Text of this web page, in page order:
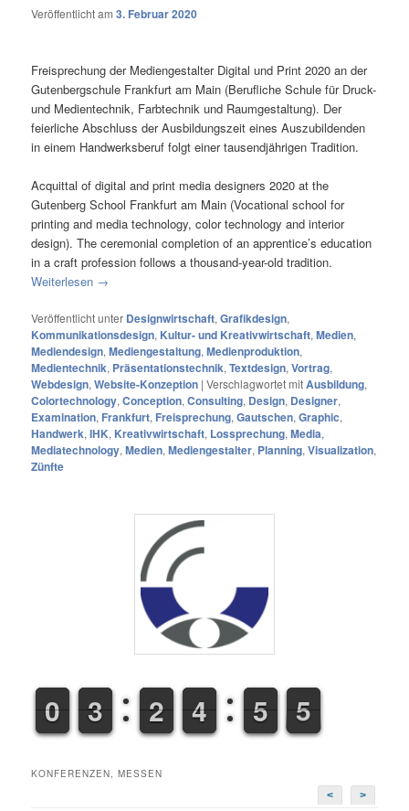
Veröffentlicht am3. Februar 2020
Freisprechung der Mediengestalter Digital und Print 2020 an der
Gutenbergschule Frankfurt am Main (Berufliche Schule für Druck-
und Medientechnik, Farbtechnik und Raumgestaltung). Der
feierliche Abschluss der Ausbildungszeit eines Auszubildenden
in einem Handwerksberuf folgt einer tausendjährigen Tradition.
Acquittal of digital and print media designers 2020 at the
Gutenberg School Frankfurt am Main (Vocational school for
printing and media technology, color technology and interior
design). The ceremonial completion of an apprentice’s education
in a craft profession follows a thousand-year-old tradition.
Weiterlesen →
Veröffentlicht unter Designwirtschaft,Grafikdesign,
Kommunikationsdesign, Kultur- und Kreativwirtschaft,Medien,
Mediendesign,Mediengestaltung,Medienproduktion,
Medientechnik, Präsentationstechnik,Textdesign,Vortrag,
Webdesign,Website-Konzeption |Verschlagwortet mitAusbildung,
Colortechnology,Conception,Consulting, Design, Designer,
Examination, Frankfurt, Freisprechung,Gautschen,Graphic,
Handwerk,IHK, Kreativwirtschaft, Lossprechung,Media,
Mediatechnology,Medien,Mediengestalter, Planning,Visualization,
Zünfte
9
9
0
0 2
2
3
3 1
1
2
2 3
3
4
4 4
5
5 5
5
6
KONFERENZEN, MESSEN
<
>